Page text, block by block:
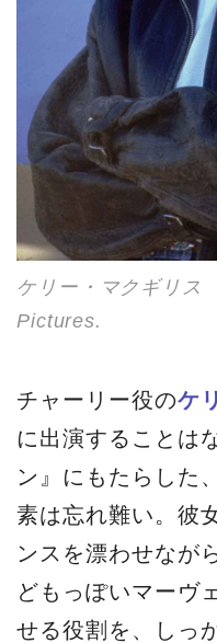
ケリー・マクギリ
Pictures.
チャーリー役のケ
に出演することは
ン』にもたらした
素は忘れ難い。彼
ンスを漂わせなが
どもっぽいマーヴ
せる役割を、しっ